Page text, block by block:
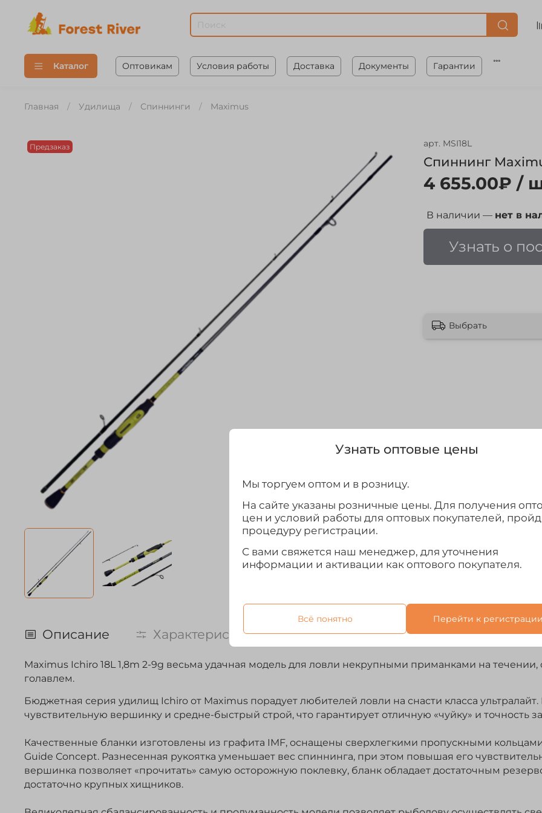
Каталог Оптовикам Условия работы Доставка Документы Гарантии
Главная Удилища Спиннинги Maximus
Предзаказ арт. MSI18L
Спиннинг
4 655.00₽ /
В наличии — нет в
Узнать о
Выбрать
Описание Характеристики Отзывы
Maximus Ichiro 18L 1,8m 2-9g весьма удачная модель для ловли некрупными приманками на
голавлем.
Бюджетная серия удилищ Ichiro от Maximus порадует любителей ловли на снасти класса
чувствительную вершинку и средне-быстрый строй, что гарантирует отличную «чуйку» и точность
Качественные бланки изготовлены из графита IMF, оснащены сверхлегкими пропускными
Guide Concept. Разнесенная рукоятка уменьшает вес спиннинга, при этом повышая его
вершинка позволяет «прочитать» самую осторожную поклевку, бланк обладает достаточным
достаточно крупных хищников.
Узнать оптовые цены
Мы торгуем оптом и в розницу.
На сайте указаны розничные цены. Для получения
цен и условий работы для оптовых покупателей,
процедуру регистрации.
С вами свяжется наш менеджер, для уточнения
информации и активации как оптового покупателя.
Всё понятно Перейти к регистрации